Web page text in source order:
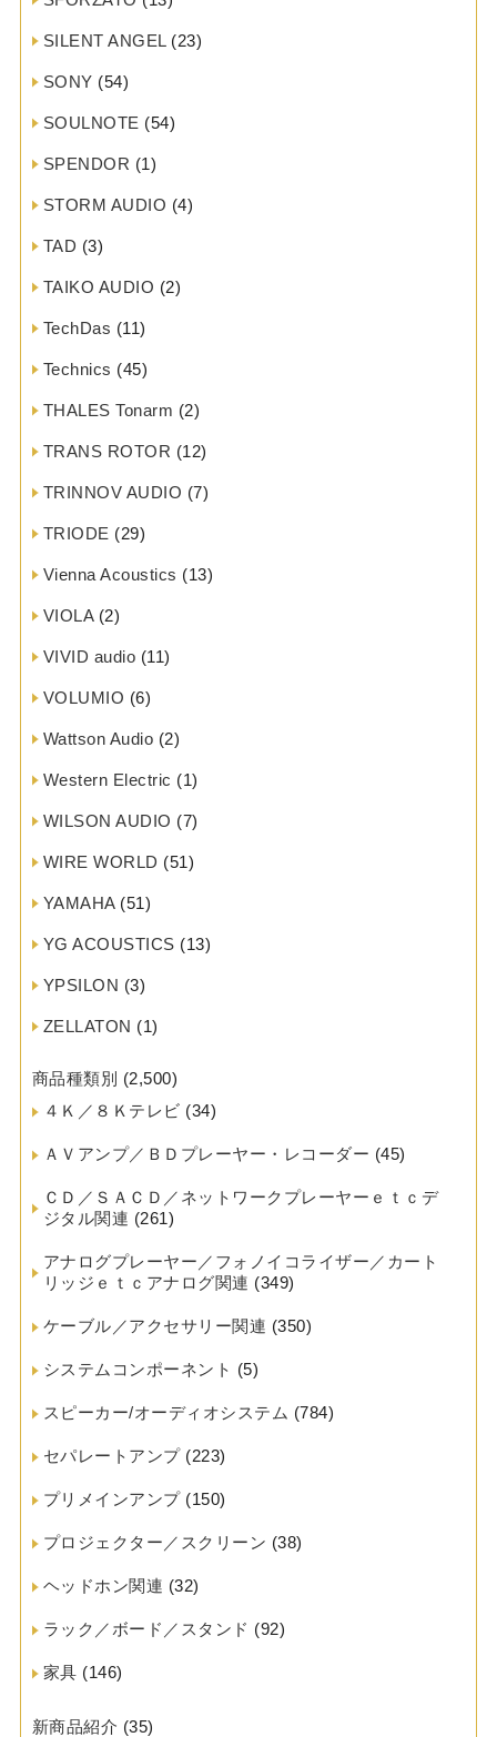
SILENT ANGEL(23)
SONY (54)
SOULNOTE (54)
SPENDOR (1)
STORM AUDIO (4)
TAD (3)
TAIKO AUDIO (2)
TechDas (11)
Technics (45)
THALES Tonarm (2)
TRANS ROTOR (12)
TRINNOV AUDIO (7)
TRIODE (29)
Vienna Acoustics (13)
VIOLA(2)
VIVID audio (11)
VOLUMIO (6)
Wattson Audio (2)
Western Electric (1)
WILSON AUDIO (7)
WIRE WORLD (51)
YAMAHA(51)
YG ACOUSTICS (13)
YPSILON (3)
ZELLATON (1)
商品種類別 (2,500)
４Ｋ／８Ｋテレビ (34)
ＡＶアンプ／ＢＤプレーヤー・レコーダー (45)
ＣＤ／ＳＡＣＤ／ネットワークプレーヤーｅｔｃデ
ジタル関連 (261)
アナログプレーヤー／フォノイコライザー／カート
リッジｅｔｃアナログ関連 (349)
ケーブル／アクセサリー関連 (350)
システムコンポーネント (5)
スピーカー/オーディオシステム (784)
セパレートアンプ(223)
プリメインアンプ(150)
プロジェクター／スクリーン (38)
ヘッドホン関連 (32)
ラック／ボード／スタンド (92)
家具 (146)
新商品紹介 (35)